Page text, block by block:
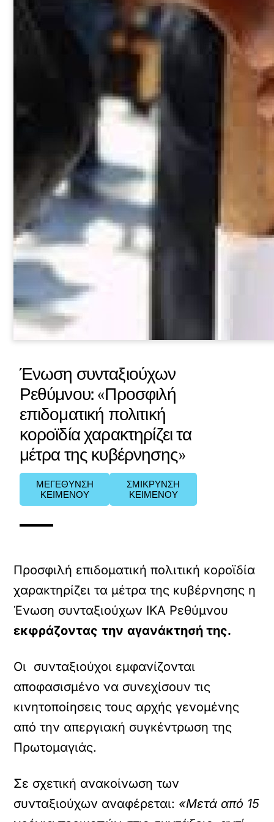
Ένωση συνταξιούχων
Ρεθύμνου: «Προσφιλή
επιδοματική πολιτική
κοροϊδία χαρακτηρίζει τα
μέτρα της κυβέρνησης»
ΜΕΓΕΘΥΝΣΗ
ΚΕΙΜΕΝΟΥ
ΣΜΙΚΡΥΝΣΗ
ΚΕΙΜΕΝΟΥ
Προσφιλή επιδοματική πολιτική κοροϊδία
χαρακτηρίζει τα μέτρα της κυβέρνησης η
Ένωση συνταξιούχων ΙΚΑ Ρεθύμνου
εκφράζοντας την αγανάκτησή της.
Οι συνταξιούχοι εμφανίζονται
αποφασισμένο να συνεχίσουν τις
κινητοποίησεις τους αρχής γενομένης
από την απεργιακή συγκέντρωση της
Πρωτομαγιάς.
Σε σχετική ανακοίνωση των
συνταξιούχων αναφέρεται: «Μετά από 15